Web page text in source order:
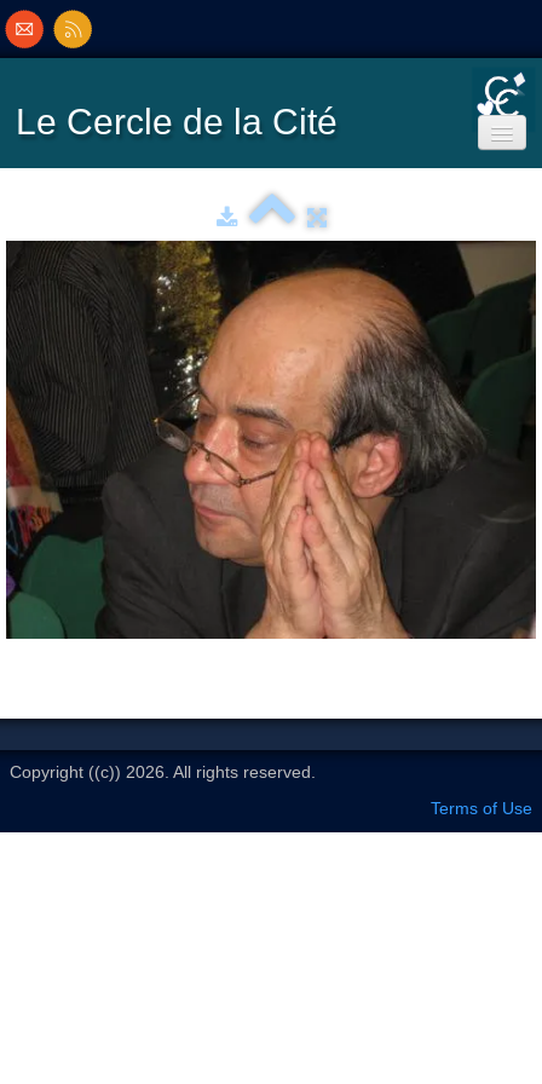
Le Cercle de la Cité
Ecole de Bridge
Inscriptions/Programme
Résultats
Classement
Le Club
Copyright ((c)) 2026. All rights reserved.
Terms of Use